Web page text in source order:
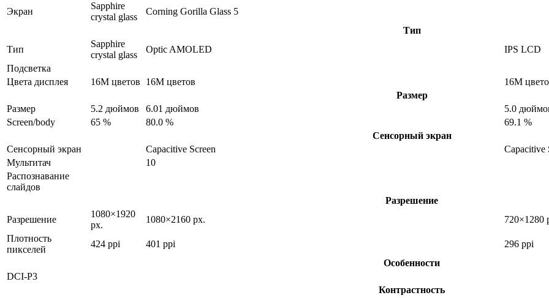
Экран
Sapphire
crystal glass
Corning Gorilla Glass 5
Тип
Тип
Sapphire
crystal glass
Optic AMOLED IPS LCD
Подсветка
Цвета дисплея
16M цветов 16M цветов 16M
Размер
Размер
5.2 дюймов 6.01 дюймов 5.0
Screen/body
65 % 80.0 % 69.1 %
Сенсорный экран
Сенсорный экран
Capacitive Screen Capacitive
Мультитач
10
Распознавание
слайдов
Разрешение
Разрешение
1080×1920
px.
1080×2160 px. 720×1280
Плотность
пикселей
424 ppi 401 ppi 296 ppi
Особенности
DCI-P3
Контрастность